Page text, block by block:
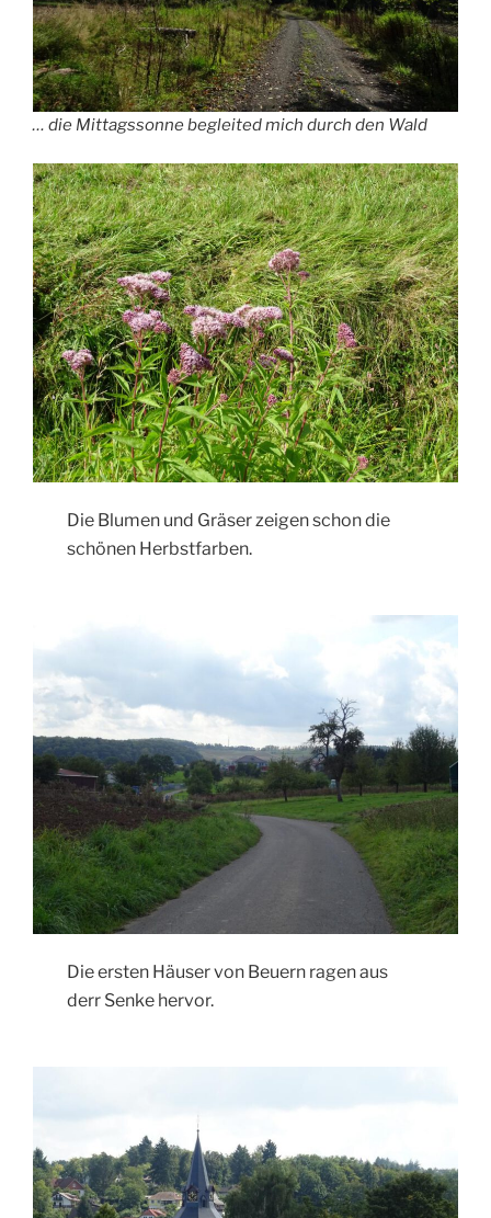
… die Mittagssonne begleited mich durch den Wald
Die Blumen und Gräser zeigen schon die
schönen Herbstfarben.
Die ersten Häuser von Beuern ragen aus
derr Senke hervor.